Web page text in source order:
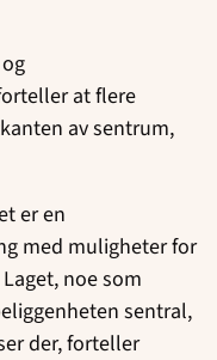
at flere
av sentrum,
er en
med muligheter for
noe som
sentral,
der, forteller